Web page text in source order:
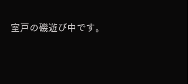
室戸の磯遊び中です。